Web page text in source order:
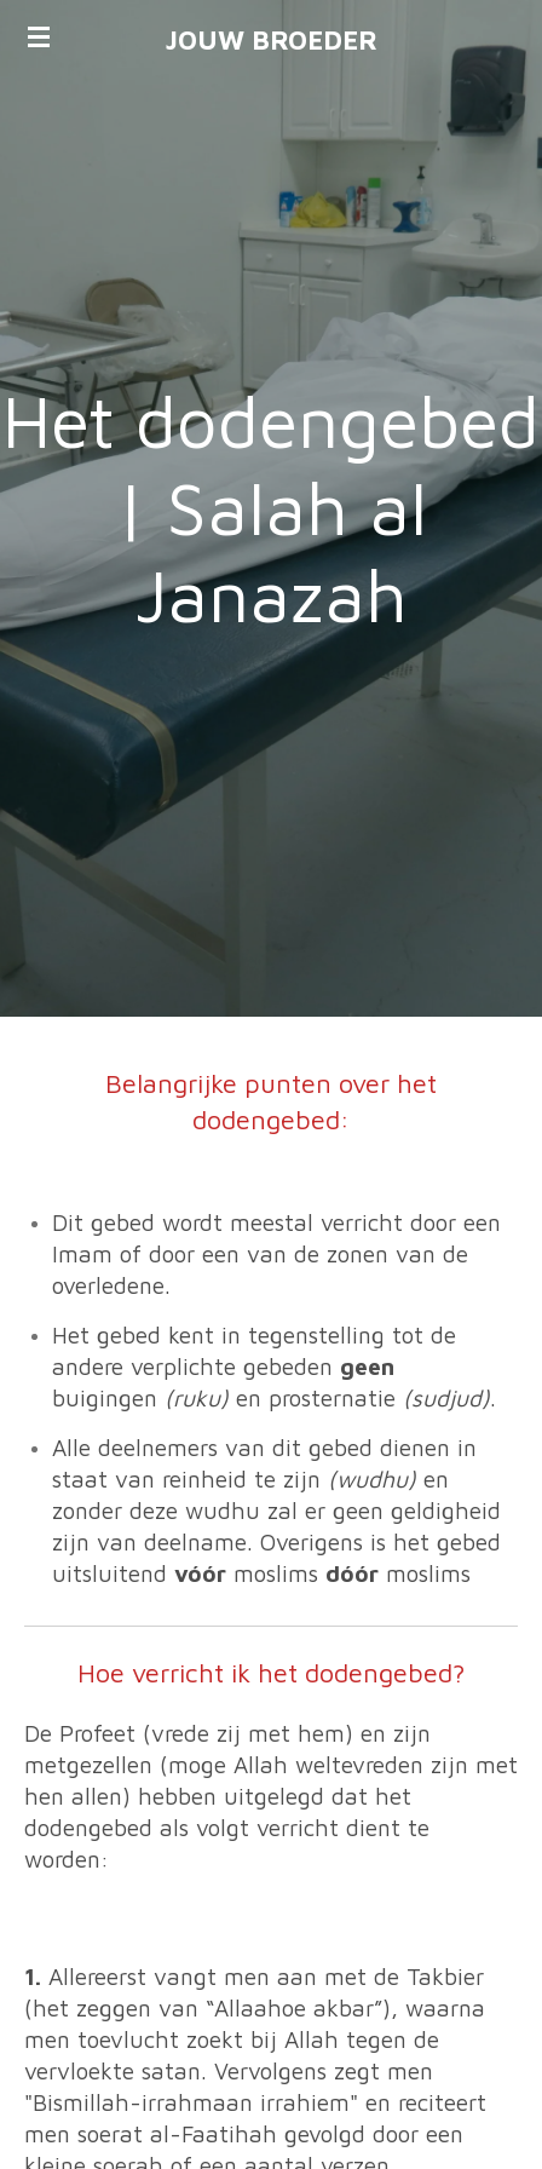
Ga
JOUW BROEDER
Het dodengebed
| Salah al
Janazah
Belangrijke punten over het
dodengebed:
Dit gebed wordt meestal verricht door een
Imam of door een van de zonen van de
overledene.
Het gebed kent in tegenstelling tot de
andere verplichte gebeden geen
buigingen (ruku) en prosternatie (sudjud).
Alle deelnemers van dit gebed dienen in
staat van reinheid te zijn (wudhu) en
zonder deze wudhu zal er geen geldigheid
zijn van deelname. Overigens is het gebed
uitsluitend vóór moslims dóór moslims
Hoe verricht ik het dodengebed?
De Profeet (vrede zij met hem) en zijn
metgezellen (moge Allah weltevreden zijn met
hen allen) hebben uitgelegd dat het
dodengebed als volgt verricht dient te
worden:
1. Allereerst vangt men aan met de Takbier
(het zeggen van “Allaahoe akbar”), waarna
men toevlucht zoekt bij Allah tegen de
vervloekte satan. Vervolgens zegt men
"Bismillah-irrahmaan irrahiem" en reciteert
men soerat al-Faatihah gevolgd door een